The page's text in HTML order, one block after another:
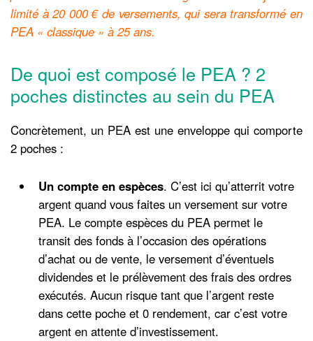
limité à 20 000 € de versements, qui sera transformé en
PEA « classique » à 25 ans.
De quoi est composé le PEA ? 2
poches distinctes au sein du PEA
Concrètement, un PEA est une enveloppe qui comporte
2 poches :
Un compte en espèces. C’est ici qu’atterrit votre
argent quand vous faites un versement sur votre
PEA. Le compte espèces du PEA permet le
transit des fonds à l’occasion des opérations
d’achat ou de vente, le versement d’éventuels
dividendes et le prélèvement des frais des ordres
exécutés. Aucun risque tant que l’argent reste
dans cette poche et 0 rendement, car c’est votre
argent en attente d’investissement.